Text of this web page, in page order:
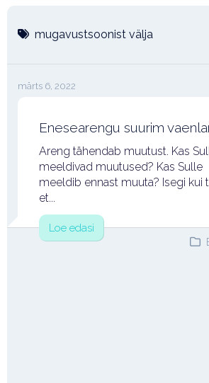
mugavustsoonist välja
märts 6, 2022
Enesearengu suurim
Areng tähendab muutust. Kas
meeldivad muutused? Kas Sulle
meeldib ennast muuta? Isegi kui
et...
Loe edasi